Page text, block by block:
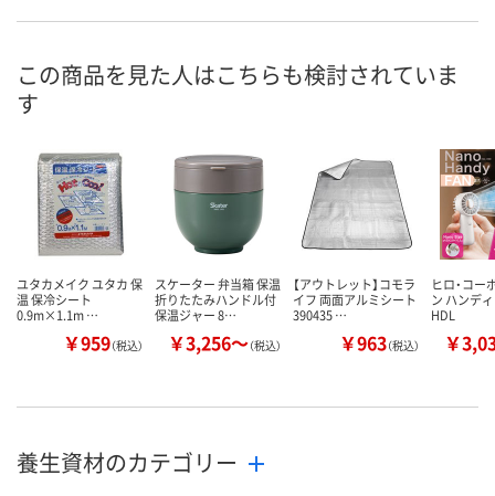
この商品を見た人はこちらも検討されていま
す
ユタカメイク ユタカ 保
温 保冷シート
0.9m×1.1m …
￥959（税込）
スケーター 弁当箱 保温
折りたたみハンドル付
保温ジャー 8…
￥3,256～（税込）
【アウトレット】コモラ
イフ 両面アルミシート
390435 …
￥963（税込）
ヒロ・コー
ン ハンデ
HDL
￥
養生資材のカテゴリー